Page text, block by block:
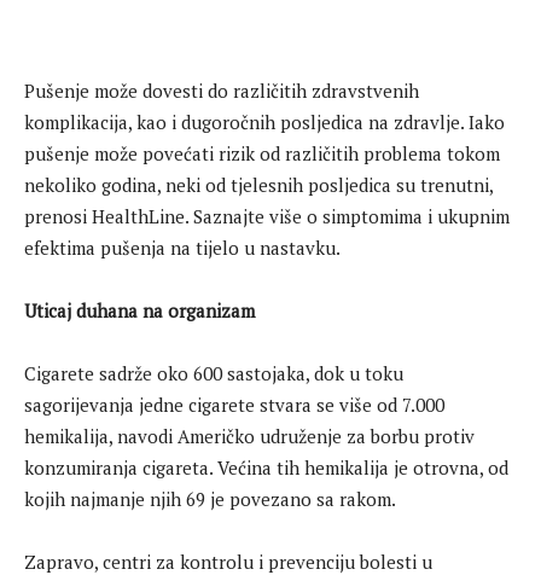
Pušenje može dovesti do različitih zdravstvenih
komplikacija, kao i dugoročnih posljedica na zdravlje. Iako
pušenje može povećati rizik od različitih problema tokom
nekoliko godina, neki od tjelesnih posljedica su trenutni,
prenosi HealthLine. Saznajte više o simptomima i ukupnim
efektima pušenja na tijelo u nastavku.
Uticaj duhana na organizam
Cigarete sadrže oko 600 sastojaka, dok u toku
sagorijevanja jedne cigarete stvara se više od 7.000
hemikalija, navodi Američko udruženje za borbu protiv
konzumiranja cigareta. Većina tih hemikalija je otrovna, od
kojih najmanje njih 69 je povezano sa rakom.
Zapravo, centri za kontrolu i prevenciju bolesti u